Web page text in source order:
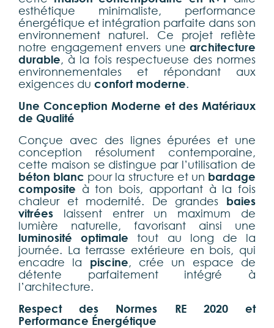
esthétique minimaliste, performance
énergétique et intégration parfaite dans son
environnement naturel. Ce projet reflète
notre engagement envers une architecture
durable, à la fois respectueuse des normes
environnementales et répondant aux
exigences du confort moderne.
Une Conception Moderne et des Matériaux
de Qualité
Conçue avec des lignes épurées et une
conception résolument contemporaine,
cette maison se distingue par l’utilisation de
béton blanc pour la structure et un bardage
composite à ton bois, apportant à la fois
chaleur et modernité. De grandes baies
vitrées laissent entrer un maximum de
lumière naturelle, favorisant ainsi une
luminosité optimale tout au long de la
journée. La terrasse extérieure en bois, qui
encadre la piscine, crée un espace de
détente parfaitement intégré à
l’architecture.
Respect des Normes RE 2020 et
Performance Énergétique